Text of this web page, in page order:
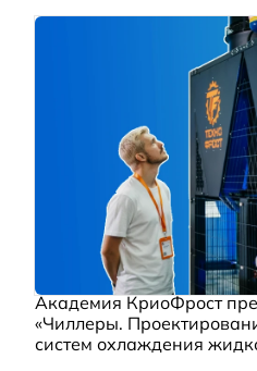
Академия КриоФрост
«Чиллеры.
систем охлаждения